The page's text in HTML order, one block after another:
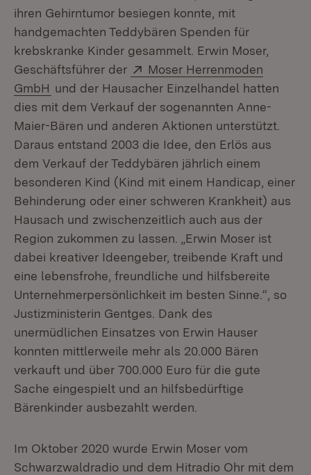
ihren Gehirntumor besiegen konnte, mit
handgemachten Teddybären Spenden für
krebskranke Kinder gesammelt. Erwin Moser,
Geschäftsführer der
Extern:
Moser Herrenmoden
GmbH (Öffnet in neuem Fenster)
und der Hausacher Einzelhandel hatten
dies mit dem Verkauf der sogenannten Anne-
Maier-Bären und anderen Aktionen unterstützt.
Daraus entstand 2003 die Idee, den Erlös aus
dem Verkauf der Teddybären jährlich einem
besonderen Kind (Kind mit einem Handicap, einer
Behinderung oder einer schweren Krankheit) aus
Hausach und zwischenzeitlich auch aus der
Region zukommen zu lassen. „Erwin Moser ist
dabei kreativer Ideengeber, treibende Kraft und
eine lebensfrohe, freundliche und hilfsbereite
Unternehmerpersönlichkeit im besten Sinne.“, so
Justizministerin Gentges. Dank des
unermüdlichen Einsatzes von Erwin Hauser
konnten mittlerweile mehr als 20.000 Bären
verkauft und über 700.000 Euro für die gute
Sache eingespielt und an hilfsbedürftige
Bärenkinder ausbezahlt werden.
Im Oktober 2020 wurde Erwin Moser vom
Schwarzwaldradio und dem Hitradio Ohr mit dem